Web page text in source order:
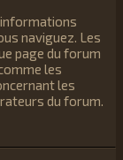
naviguez. Les
page du forum
les
les
du forum.